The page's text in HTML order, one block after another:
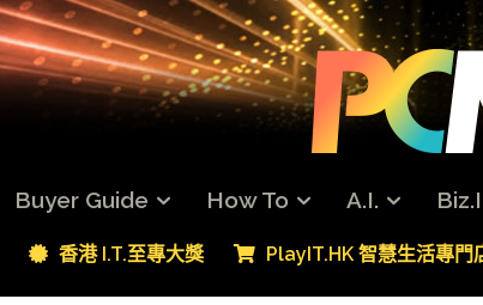
Buyer Guide How To A.I.
香港 I.T.至專大獎 PlayIT.HK 智慧生活專門